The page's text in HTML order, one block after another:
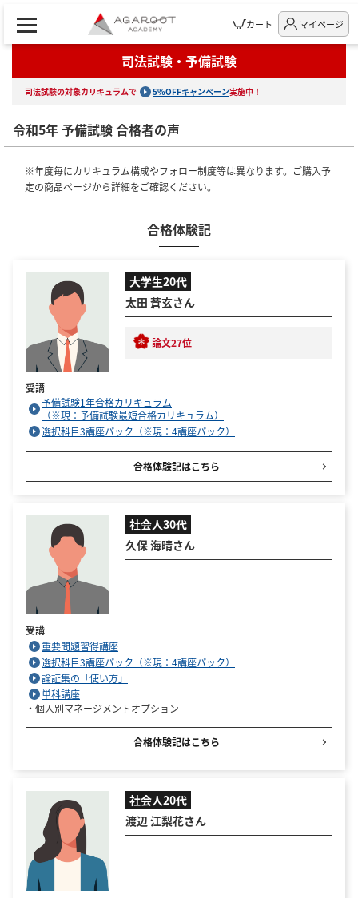
カート マイページ
司法試験・予備試験
司法試験の対象カリキュラムで 5%OFFキャンペーン実施中！
令和5年 予備試験 合格者の声
※年度毎にカリキュラム構成やフォロー制度等は異なります。ご購入予
定の商品ページから詳細をご確認ください。
合格体験記
大学生20代
太田 蒼玄さん
論文27位
受講
予備試験1年合格カリキュラム
（※現：予備試験最短合格カリキュラム）
選択科目3講座パック（※現：4講座パック）
合格体験記はこちら
社会人30代
久保 海晴さん
受講
重要問題習得講座
選択科目3講座パック（※現：4講座パック）
論証集の「使い方」
単科講座
・個人別マネージメントオプション
合格体験記はこちら
社会人20代
渡辺 江梨花さん